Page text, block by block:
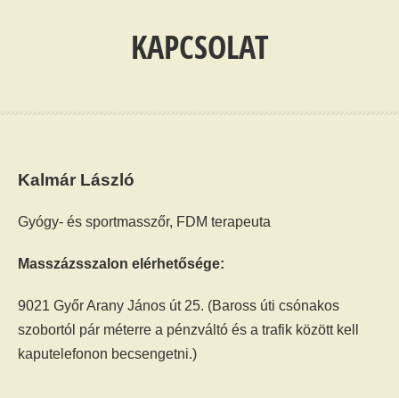
KAPCSOLAT
Kalmár László
Gyógy- és sportmasszőr, FDM terapeuta
Masszázsszalon elérhetősége:
9021 Győr Arany János út 25. (Baross úti csónakos
szobortól pár méterre a pénzváltó és a trafik között kell
kaputelefonon becsengetni.)